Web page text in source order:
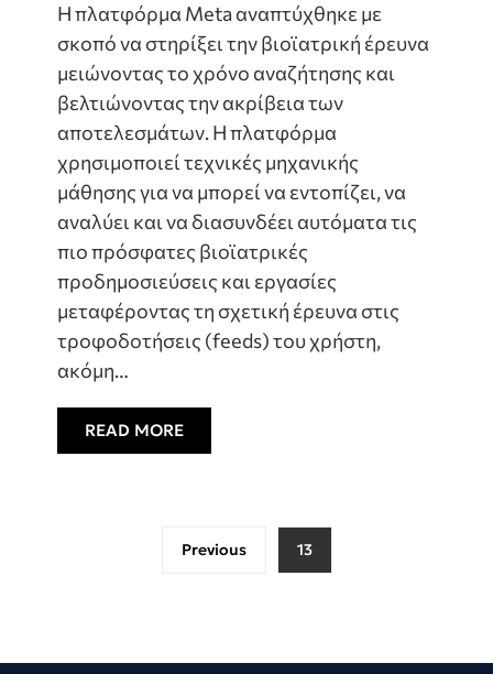
Η πλατφόρμα Meta αναπτύχθηκε με
σκοπό να στηρίξει την βιοϊατρική έρευνα
μειώνοντας το χρόνο αναζήτησης και
βελτιώνοντας την ακρίβεια των
αποτελεσμάτων. Η πλατφόρμα
χρησιμοποιεί τεχνικές μηχανικής
μάθησης για να μπορεί να εντοπίζει, να
αναλύει και να διασυνδέει αυτόματα τις
πιο πρόσφατες βιοϊατρικές
προδημοσιεύσεις και εργασίες
μεταφέροντας τη σχετική έρευνα στις
τροφοδοτήσεις (feeds) του χρήστη,
ακόμη…
READ MORE
Previous 13